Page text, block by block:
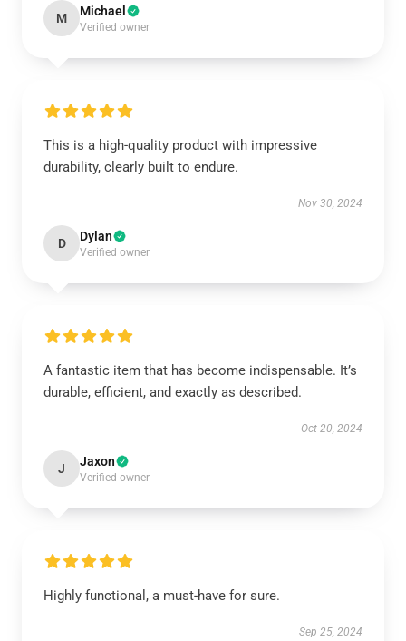
M Michael
Verified owner
This is a high-quality product with impressive
durability, clearly built to endure.
Nov 30, 2024
D Dylan
Verified owner
A fantastic item that has become indispensable. It’s
durable, efficient, and exactly as described.
Oct 20, 2024
J Jaxon
Verified owner
Highly functional, a must-have for sure.
Sep 25, 2024